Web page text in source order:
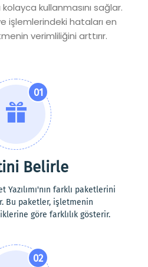
kullanmasını sağlar.
işlemlerindeki hataları en
verimliliğini arttırır.
01
Belirle
farklı paketlerini
Bu paketler, işletmenin
göre farklılık gösterir.
02